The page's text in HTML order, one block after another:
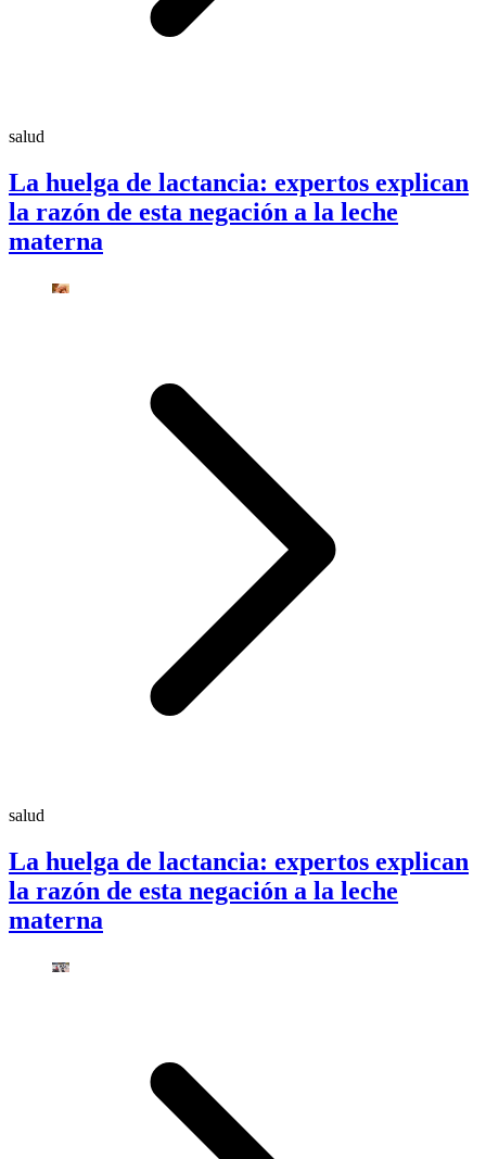
salud
La huelga de lactancia: expertos explican
la razón de esta negación a la leche
materna
salud
La huelga de lactancia: expertos explican
la razón de esta negación a la leche
materna